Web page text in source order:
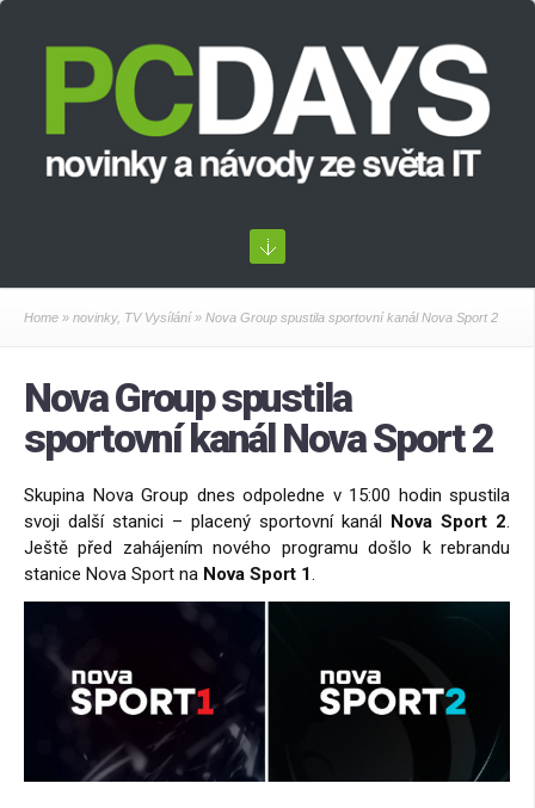
Home » novinky, TV Vysílání» Nova Group spustila sportovní kanál Nova Sport 2
Nova Group spustila
sportovní kanál Nova Sport 2
Skupina Nova Group dnes odpoledne v 15:00 hodin spustila
svoji další stanici – placený sportovní kanál Nova Sport 2.
Ještě před zahájením nového programu došlo k rebrandu
stanice Nova Sport na Nova Sport 1.